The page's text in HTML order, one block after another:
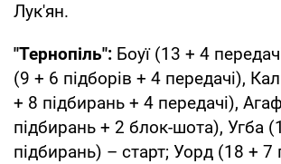
Лук'ян.
"Тернопіль": Боуї (13 + 4
(9 + 6 підборів + 4 передачі),
+ 8 підбирань + 4 передачі),
підбирань + 2 блок-шота), Угба
підбирань) – старт; Уорд (18 + 7